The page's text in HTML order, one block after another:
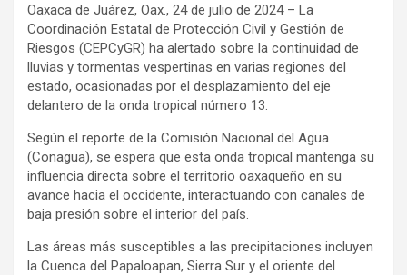
Oaxaca de Juárez, Oax., 24 de julio de 2024 – La
Coordinación Estatal de Protección Civil y Gestión de
Riesgos (CEPCyGR) ha alertado sobre la continuidad de
lluvias y tormentas vespertinas en varias regiones del
estado, ocasionadas por el desplazamiento del eje
delantero de la onda tropical número 13.
Según el reporte de la Comisión Nacional del Agua
(Conagua), se espera que esta onda tropical mantenga su
influencia directa sobre el territorio oaxaqueño en su
avance hacia el occidente, interactuando con canales de
baja presión sobre el interior del país.
Las áreas más susceptibles a las precipitaciones incluyen
la Cuenca del Papaloapan, Sierra Sur y el oriente del